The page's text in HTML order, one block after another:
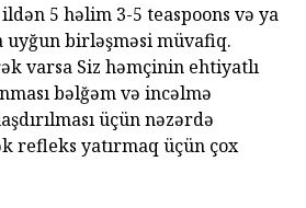
5 həlim 3-5 teaspoons və ya
birləşməsi müvafiq.
varsa Siz həmçinin ehtiyatlı
bəlğəm və incəlmə
üçün nəzərdə
refleks yatırmaq üçün çox